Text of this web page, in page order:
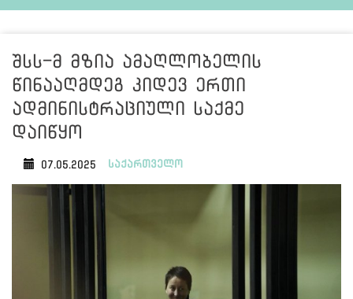
შსს-მ მზია ამაღლობელის
წინააღმდეგ კიდევ ერთი
ადმინისტრაციული საქმე
დაიწყო
07.05.2025 საქართველო